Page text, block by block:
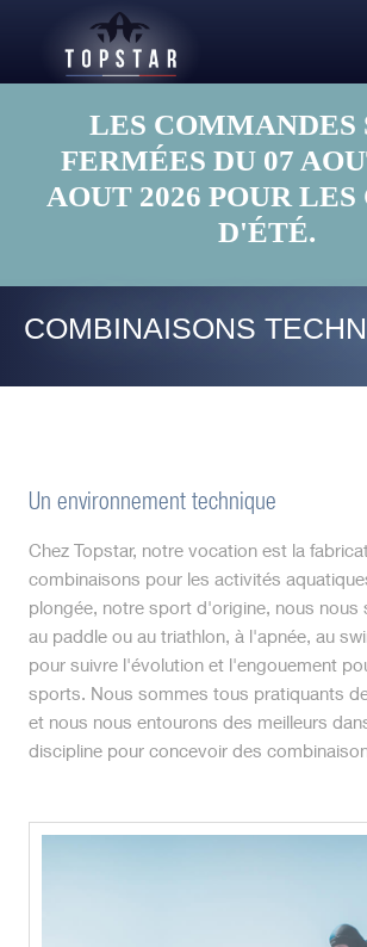
LES COMMANDES
FERMÉES DU 07
AOUT 2026 POUR LES
D'ÉTÉ.
COMBINAISONS
Un environnement technique
Chez Topstar, notre vocation est la
combinaisons pour les activités
plongée, notre sport d'origine, nous nous
au paddle ou au triathlon, à l'apnée, au
pour suivre l'évolution et l'engouement
sports. Nous sommes tous pratiquants
et nous nous entourons des meilleurs
discipline pour concevoir des